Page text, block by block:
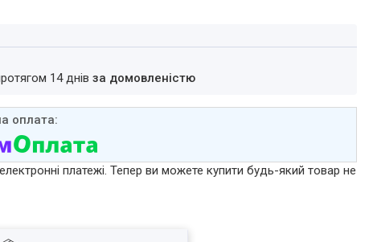
14 днівза домовленістю
платежі. Тепер ви можете купити будь-який товар не